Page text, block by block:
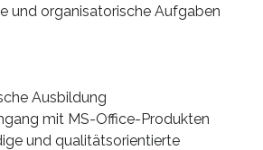
und organisatorische Aufgaben
Ausbildung
mit MS-Office-Produkten
und qualitätsorientierte